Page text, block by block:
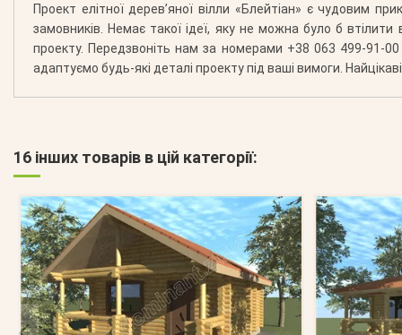
Проект елітної дерев’яної вілли «Блейтіан» є чудовим
замовників. Немає такої ідеї, яку не можна було б
проекту. Передзвоніть нам за номерами +38 063 499-91-
адаптуємо будь-які деталі проекту під ваші вимоги.
16 інших товарів в цій категорії: